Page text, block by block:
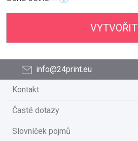
VYTVOŘIT
info@24print.eu
Kontakt
Časté dotazy
Slovníček pojmů